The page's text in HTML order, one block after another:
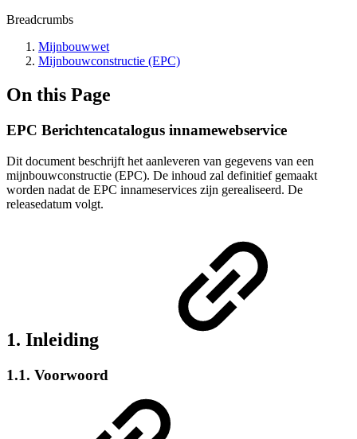
Breadcrumbs
Mijnbouwwet
Mijnbouwconstructie (EPC)
On this Page
EPC Berichtencatalogus innamewebservice
Dit document beschrijft het aanleveren van gegevens van een
mijnbouwconstructie (EPC). De inhoud zal definitief gemaakt
worden nadat de EPC innameservices zijn gerealiseerd. De
releasedatum volgt.
1. Inleiding
1.1. Voorwoord